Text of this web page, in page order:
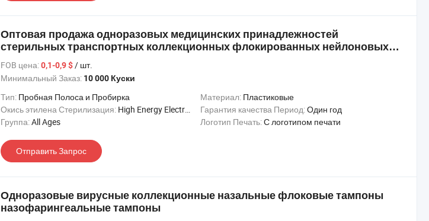
Оптовая продажа одноразовых медицинских принадлежностей
стерильных транспортных коллекционных флокированных нейлоновых
тампонов с ПП трубкой
FOB цена:0,1-0,9 $/ шт.
Минимальный Заказ: 10 000 Куски
Тип: Пробная Полоса и Пробирка Материал: Пластиковые
Окись этилена Стерилизация: High Energy Electron Beam Irradiation Гарантия качества Период:Один год
Группа:All Ages Логотип Печать:С логотипом печати
Отправить Запрос
Одноразовые вирусные коллекционные назальные флоковые тампоны
назофарингеальные тампоны